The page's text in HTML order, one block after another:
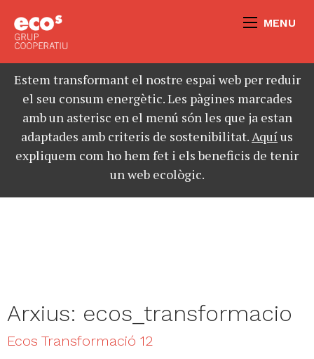
MENU
Estem transformant el nostre espai web per reduir
el seu consum energètic. Les pàgines marcades
amb un asterisc en el menú són les que ja estan
adaptades amb criteris de sostenibilitat.Aquíus
expliquem com ho hem fet i els beneficis de tenir
un web ecològic.
Arxius: ecos_transformacio
Ecos Transformació 12